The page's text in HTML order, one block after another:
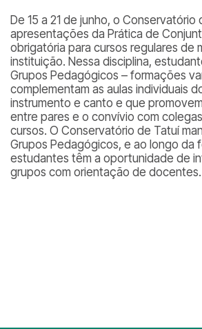
De 15 a 21 de junho, o Conservatório
apresentações da Prática de
obrigatória para cursos regulares de
instituição. Nessa disciplina,
Grupos Pedagógicos – formações
complementam as aulas individuais
instrumento e canto e que
entre pares e o convívio com
cursos. O Conservatório de Tatuí
Grupos Pedagógicos, e ao longo da
estudantes têm a oportunidade de
grupos com orientação de docentes.